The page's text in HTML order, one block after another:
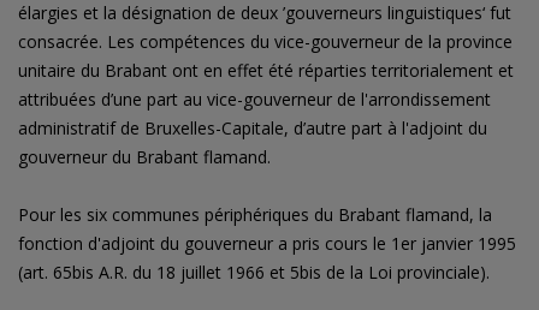
élargies et la désignation de deux ’gouverneurs linguistiques‘ fut
consacrée. Les compétences du vice-gouverneur de la province
unitaire du Brabant ont en effet été réparties territorialement et
attribuées d’une part au vice-gouverneur de l'arrondissement
administratif de Bruxelles-Capitale, d’autre part à l'adjoint du
gouverneur du Brabant flamand.
Pour les six communes périphériques du Brabant flamand, la
fonction d'adjoint du gouverneur a pris cours le 1er janvier 1995
(art. 65bis A.R. du 18 juillet 1966 et 5bis de la Loi provinciale).